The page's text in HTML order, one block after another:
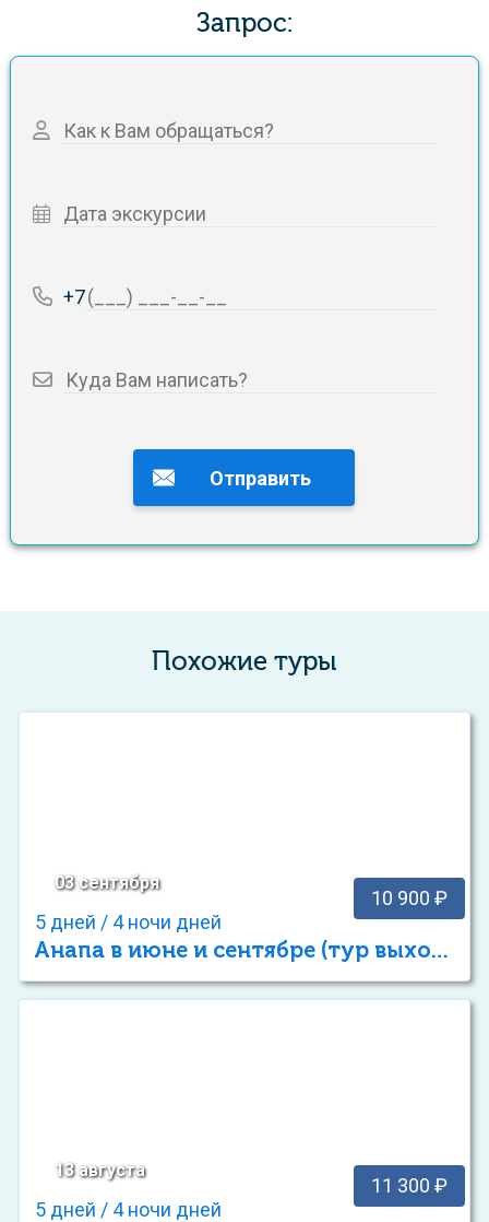
Запрос:
+7
Похожие туры
03 сентября
10 900 ₽
5 дней / 4 ночи дней
Анапа в июне и сентябре (тур выходного дня)
13 августа
11 300 ₽
5 дней / 4 ночи дней